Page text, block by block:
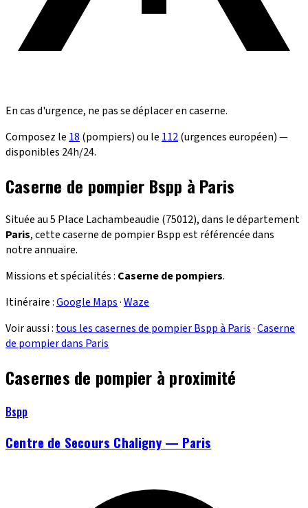
En cas d'urgence, ne pas se déplacer en caserne.
Composez le 18 (pompiers) ou le 112(urgences européen) —
disponibles 24h/24.
Caserne de pompier Bspp à Paris
Située au 5 Place Lachambeaudie (75012), dans le département
Paris, cette caserne de pompier Bspp est référencée dans
notre annuaire.
Missions et spécialités : Caserne de pompiers.
Itinéraire :Google Maps·Waze
Voir aussi : tous les casernes de pompier Bspp à Paris·Caserne
de pompier dans Paris
Casernes de pompier à proximité
Bspp
Centre de Secours Chaligny — Paris